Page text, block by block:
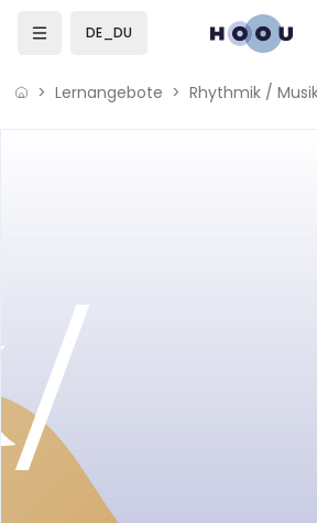
DE_DU
Lernangebote Rhythmik /